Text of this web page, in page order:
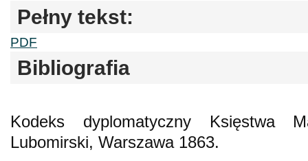
Pełny tekst:
PDF
Bibliografia
Kodeks dyplomatyczny Księstwa
Lubomirski, Warszawa 1863.